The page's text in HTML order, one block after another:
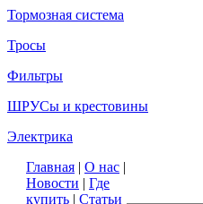
Тормозная система
Тросы
Фильтры
ШРУСы и крестовины
Электрика
Главная | О нас |
Новости | Где
купить | Статьи